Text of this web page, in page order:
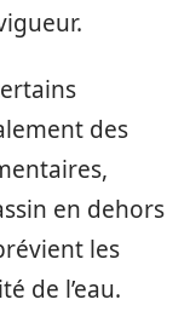
des
en dehors
les
de l’eau.